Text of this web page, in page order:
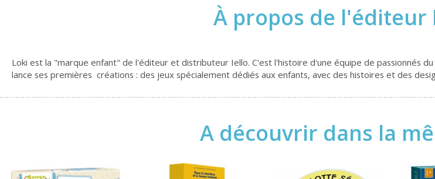
À propos de l'éditeur
Loki est la "marque enfant" de l'éditeur et distributeur Iello. C'est l'histoire d'une équipe de passionnés
lance ses premières créations : des jeux spécialement dédiés aux enfants, avec des histoires et des
A découvrir dans la